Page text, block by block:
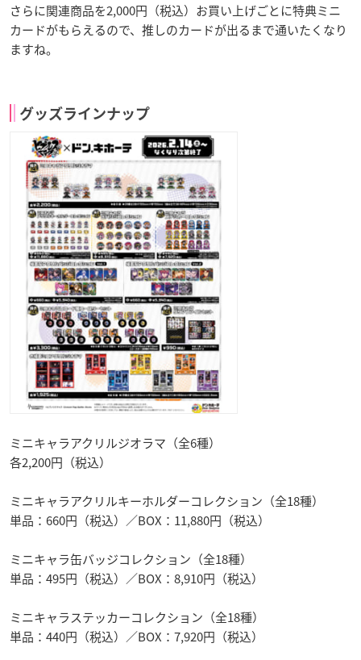
さらに関連商品を2,000円（税込）お買い上げごとに特典ミニ
カードがもらえるので、推しのカードが出るまで通いたくなり
ますね。
グッズラインナップ
ミニキャラアクリルジオラマ（全6種）
各2,200円（税込）
ミニキャラアクリルキーホルダーコレクション（全18種）
単品：660円（税込）／BOX：11,880円（税込）
ミニキャラ缶バッジコレクション（全18種）
単品：495円（税込）／BOX：8,910円（税込）
ミニキャラステッカーコレクション（全18種）
単品：440円（税込）／BOX：7,920円（税込）